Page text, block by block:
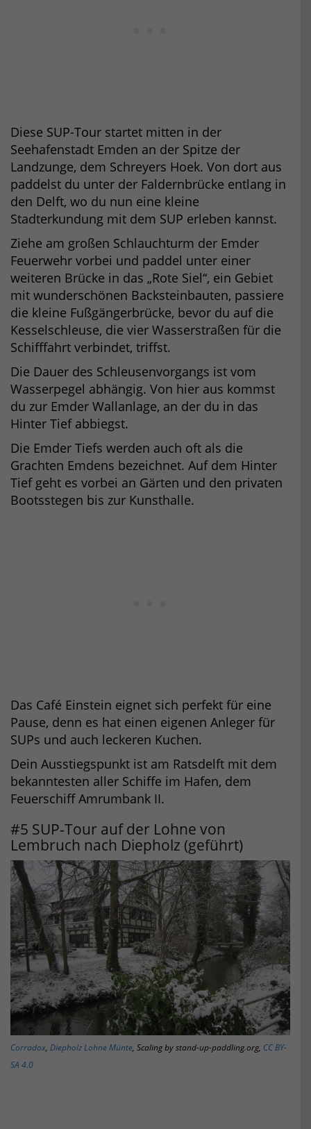
Diese SUP-Tour startet mitten in der
Seehafenstadt Emden an der Spitze der
Landzunge, dem Schreyers Hoek. Von dort aus
paddelst du unter der Faldernbrücke entlang in
den Delft, wo du nun eine kleine
Stadterkundung mit dem SUP erleben kannst.
Ziehe am großen Schlauchturm der Emder
Feuerwehr vorbei und paddel unter einer
weiteren Brücke in das „Rote Siel“, ein Gebiet
mit wunderschönen Backsteinbauten, passiere
die kleine Fußgängerbrücke, bevor du auf die
Kesselschleuse, die vier Wasserstraßen für die
Schifffahrt verbindet, triffst.
Die Dauer des Schleusenvorgangs ist vom
Wasserpegel abhängig. Von hier aus kommst
du zur Emder Wallanlage, an der du in das
Hinter Tief abbiegst.
Die Emder Tiefs werden auch oft als die
Grachten Emdens bezeichnet. Auf dem Hinter
Tief geht es vorbei an Gärten und den privaten
Bootsstegen bis zur Kunsthalle.
Das Café Einstein eignet sich perfekt für eine
Pause, denn es hat einen eigenen Anleger für
SUPs und auch leckeren Kuchen.
Dein Ausstiegspunkt ist am Ratsdelft mit dem
bekanntesten aller Schiffe im Hafen, dem
Feuerschiff Amrumbank II.
#5 SUP-Tour auf der Lohne von
Lembruch nach Diepholz (geführt)
Corradox, Diepholz Lohne Münte, Scaling by stand-up-paddling.org, CC BY-
SA 4.0